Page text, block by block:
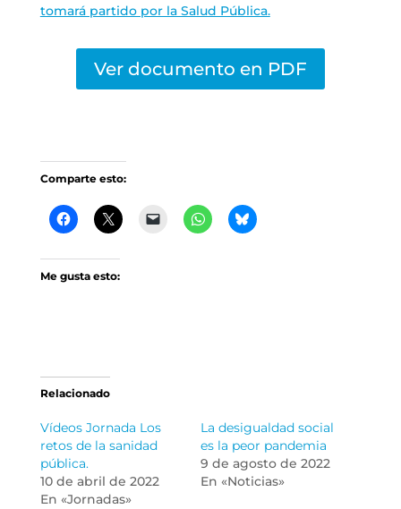
tomará partido por la Salud Pública.
Ver documento en PDF
Comparte esto:
Me gusta esto:
Relacionado
Vídeos Jornada Los
retos de la sanidad
pública.
10 de abril de 2022
En «Jornadas»
La desigualdad social
es la peor pandemia
9 de agosto de 2022
En «Noticias»